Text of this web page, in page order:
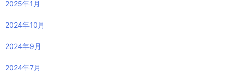
2025年1月
2024年10月
2024年9月
2024年7月